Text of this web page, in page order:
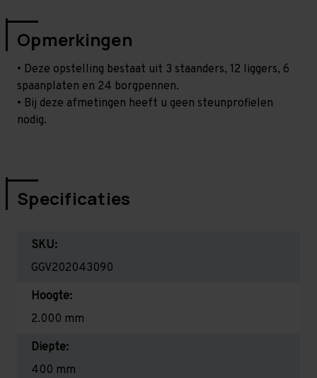
Opmerkingen
• Deze opstelling bestaat uit 3 staanders, 12 liggers, 6
spaanplaten en 24 borgpennen.
• Bij deze afmetingen heeft u geen steunprofielen
nodig.
Specificaties
SKU:
GGV202043090
Hoogte:
2.000 mm
Diepte:
400 mm